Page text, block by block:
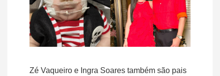
Zé Vaqueiro e Ingra Soares também são pais